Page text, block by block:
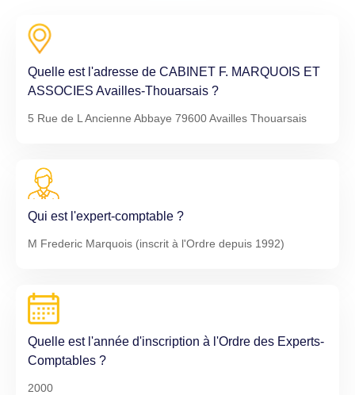
Quelle est l'adresse de CABINET F. MARQUOIS ET
ASSOCIES Availles-Thouarsais ?
5 Rue de L Ancienne Abbaye 79600 Availles Thouarsais
Qui est l'expert-comptable ?
M Frederic Marquois (inscrit à l'Ordre depuis 1992)
Quelle est l'année d'inscription à l'Ordre des Experts-
Comptables ?
2000